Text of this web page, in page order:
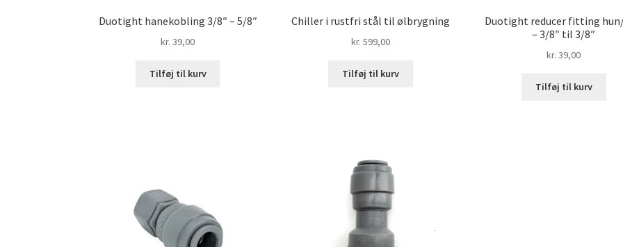
Duotight hanekobling 3/8″ – 5/8″
kr. 39,00
Tilføj til kurv
Chiller i rustfri stål til ølbrygning
kr. 599,00
Tilføj til kurv
Duotight reducer fitting
– 3/8″ til 3/8″
kr. 39,00
Tilføj til kurv